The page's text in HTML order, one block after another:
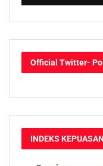
Official Twitter-
INDEKS